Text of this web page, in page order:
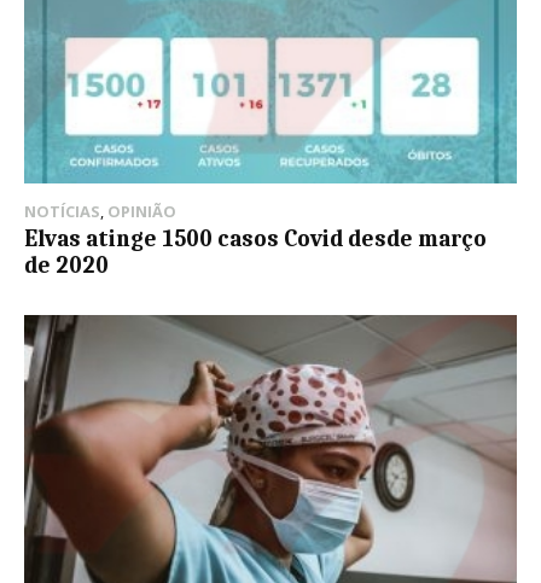
NOTÍCIAS, OPINIÃO
Elvas atinge 1500 casos Covid desde março
de 2020